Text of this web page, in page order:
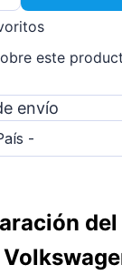
este
envío
-